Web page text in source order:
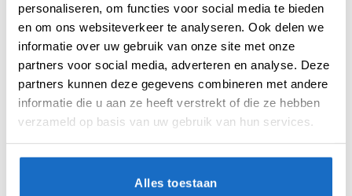
personaliseren, om functies voor social media te bieden
en om ons websiteverkeer te analyseren. Ook delen we
informatie over uw gebruik van onze site met onze
partners voor social media, adverteren en analyse. Deze
partners kunnen deze gegevens combineren met andere
informatie die u aan ze heeft verstrekt of die ze hebben
verzameld op basis van uw gebruik van hun services.
Alles toestaan
BESCHRIJVING
AANVULLENDE INFORMATIE
BEOORDELINGEN (0)